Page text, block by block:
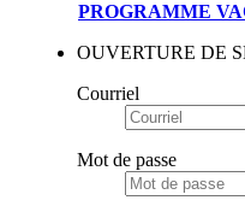
PROGRAMME
OUVERTURE DE
Courriel
Mot de passe